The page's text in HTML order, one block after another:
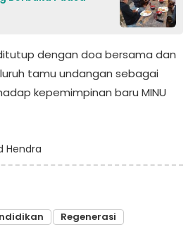
dengan doa bersama dan
tamu undangan sebagai
kepemimpinan baru MINU
Hendra
Regenerasi